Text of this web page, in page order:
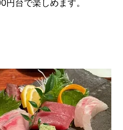
台で楽しめます。